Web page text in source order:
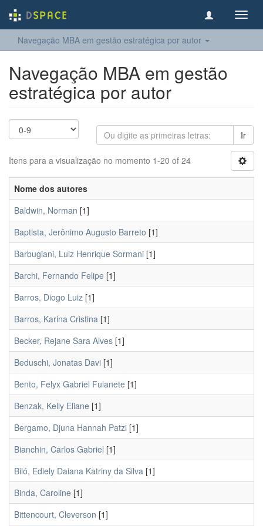
Navegação MBA em gestão estratégica por autor
Navegação MBA em gestão
estratégica por autor
Ir
Itens para a visualização no momento 1-20 of 24
Nome dos autores
Baldwin, Norman [1]
Baptista, Jerônimo Augusto Barreto [1]
Barbugiani, Luiz Henrique Sormani [1]
Barchi, Fernando Felipe [1]
Barros, Diogo Luiz [1]
Barros, Karina Cristina [1]
Becker, Rejane Sara Alves [1]
Beduschi, Jonatas Davi [1]
Bento, Felyx Gabriel Fulanete [1]
Benzak, Kelly Eliane [1]
Bergamo, Djuna Hannah Patzi [1]
Bianchin, Carlos Gabriel [1]
Biló, Ediely Daiana Katriny da Silva [1]
Binda, Caroline [1]
Bittencourt, Cleverson [1]